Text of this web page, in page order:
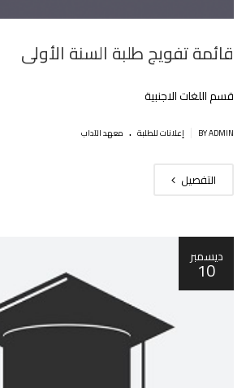
قائمة تفويج طلبة السنة الأولى
قسم اللغات الاجنبية
BY ADMIN إعلانات للطلبة . معهد الآداب
التفصيل
ديسمبر
10